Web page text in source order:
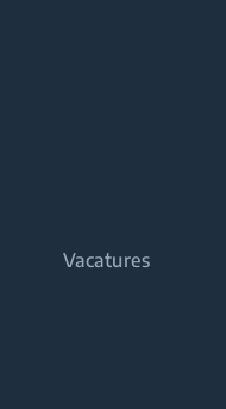
Vacatures